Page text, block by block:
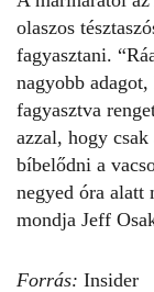
olaszos
fagyasztani.
nagyobb
fagyasztva
azzal, hogy
bíbelődni a
negyed óra alatt
mondja Jeff
Forrás: Insider